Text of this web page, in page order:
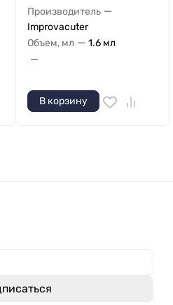
Производитель —
Improvacuter
Объем, мл — 1.6 мл
—
В корзину